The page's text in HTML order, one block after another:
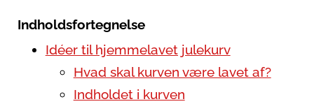
Indholdsfortegnelse
Idéer til hjemmelavet julekurv
Hvad skal kurven være lavet af?
Indholdet i kurven